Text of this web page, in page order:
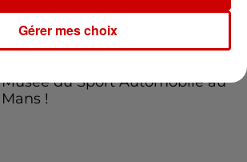
Musée du Sport Automobile au
Mans !
Gérer mes choix